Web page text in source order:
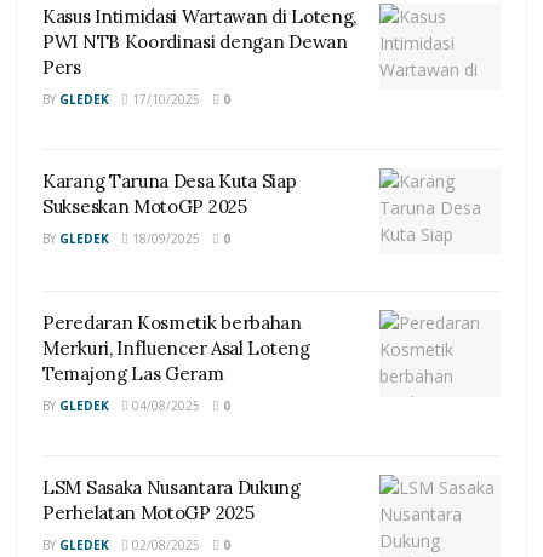
Kasus Intimidasi Wartawan di Loteng,
PWI NTB Koordinasi dengan Dewan
Pers
BY GLEDEK 17/10/2025 0
Karang Taruna Desa Kuta Siap
Sukseskan MotoGP 2025
BY GLEDEK 18/09/2025 0
Peredaran Kosmetik berbahan
Merkuri, Influencer Asal Loteng
Temajong Las Geram
BY GLEDEK 04/08/2025 0
LSM Sasaka Nusantara Dukung
Perhelatan MotoGP 2025
BY GLEDEK 02/08/2025 0